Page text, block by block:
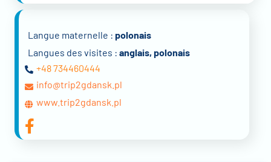
Langue maternelle : polonais
Langues des visites : anglais, polonais
+48 734460444
info@trip2gdansk.pl
www.trip2gdansk.pl